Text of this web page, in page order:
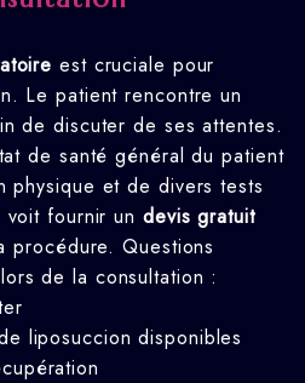
est cruciale pour
Le patient rencontre un
de discuter de ses attentes.
de santé général du patient
physique et de divers tests
fournir un devis gratuit
procédure. Questions
de la consultation :
liposuccion disponibles